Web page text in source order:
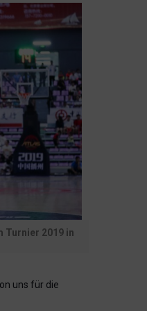
Turnier 2019 in
uns für die